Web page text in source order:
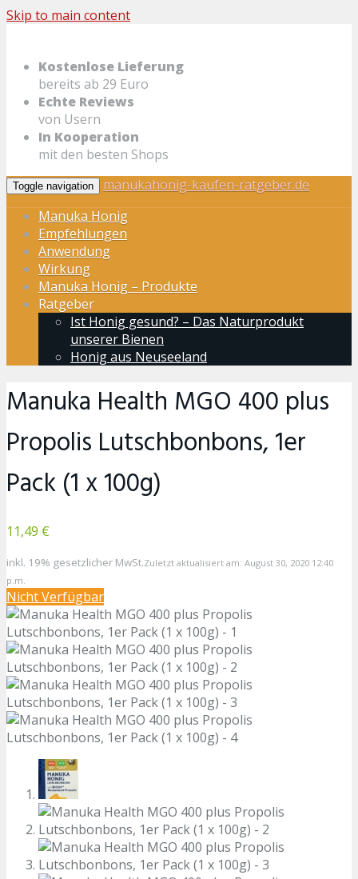
Skip to main content
Kostenlose Lieferung
bereits ab 29 Euro
Echte Reviews
von Usern
In Kooperation
mit den besten Shops
Toggle navigation
manukahonig-kaufen-ratgeber.de
Manuka Honig
Empfehlungen
Anwendung
Wirkung
Manuka Honig – Produkte
Ratgeber
Ist Honig gesund? – Das Naturprodukt
unserer Bienen
Honig aus Neuseeland
Manuka Health MGO 400 plus
Propolis Lutschbonbons, 1er
Pack (1 x 100g)
11,49 €
inkl. 19% gesetzlicher MwSt.Zuletzt aktualisiert am: August 30, 2020 12:40
p.m.
Nicht Verfügbar